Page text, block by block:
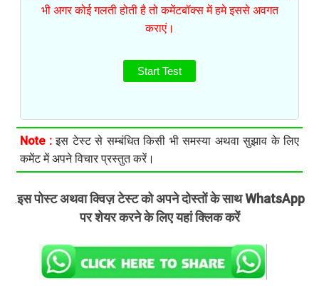
भी अगर कोई गलती होती है तो कमेंटबॉक्स में हमे इससे अवगत
कराएं।
Start Test
Note :इस टेस्ट से सम्बंधित किसी भी समस्या अथवा सुझाव के लिए
कमेंट में अपने विचार प्रस्तुत करें।
.इस पोस्ट अथवा क्विज़ टेस्ट को अपने दोस्तों के साथ WhatsApp
पर शेयर करने के लिए यहां क्लिक करें